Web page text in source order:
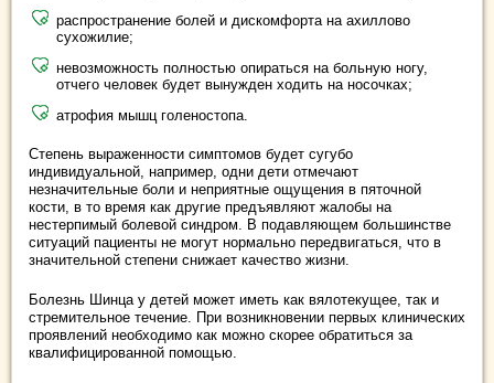
распространение болей и дискомфорта на ахиллово
сухожилие;
невозможность полностью опираться на больную ногу,
отчего человек будет вынужден ходить на носочках;
атрофия мышц голеностопа.
Степень выраженности симптомов будет сугубо
индивидуальной, например, одни дети отмечают
незначительные боли и неприятные ощущения в пяточной
кости, в то время как другие предъявляют жалобы на
нестерпимый болевой синдром. В подавляющем большинстве
ситуаций пациенты не могут нормально передвигаться, что в
значительной степени снижает качество жизни.
Болезнь Шинца у детей может иметь как вялотекущее, так и
стремительное течение. При возникновении первых клинических
проявлений необходимо как можно скорее обратиться за
квалифицированной помощью.